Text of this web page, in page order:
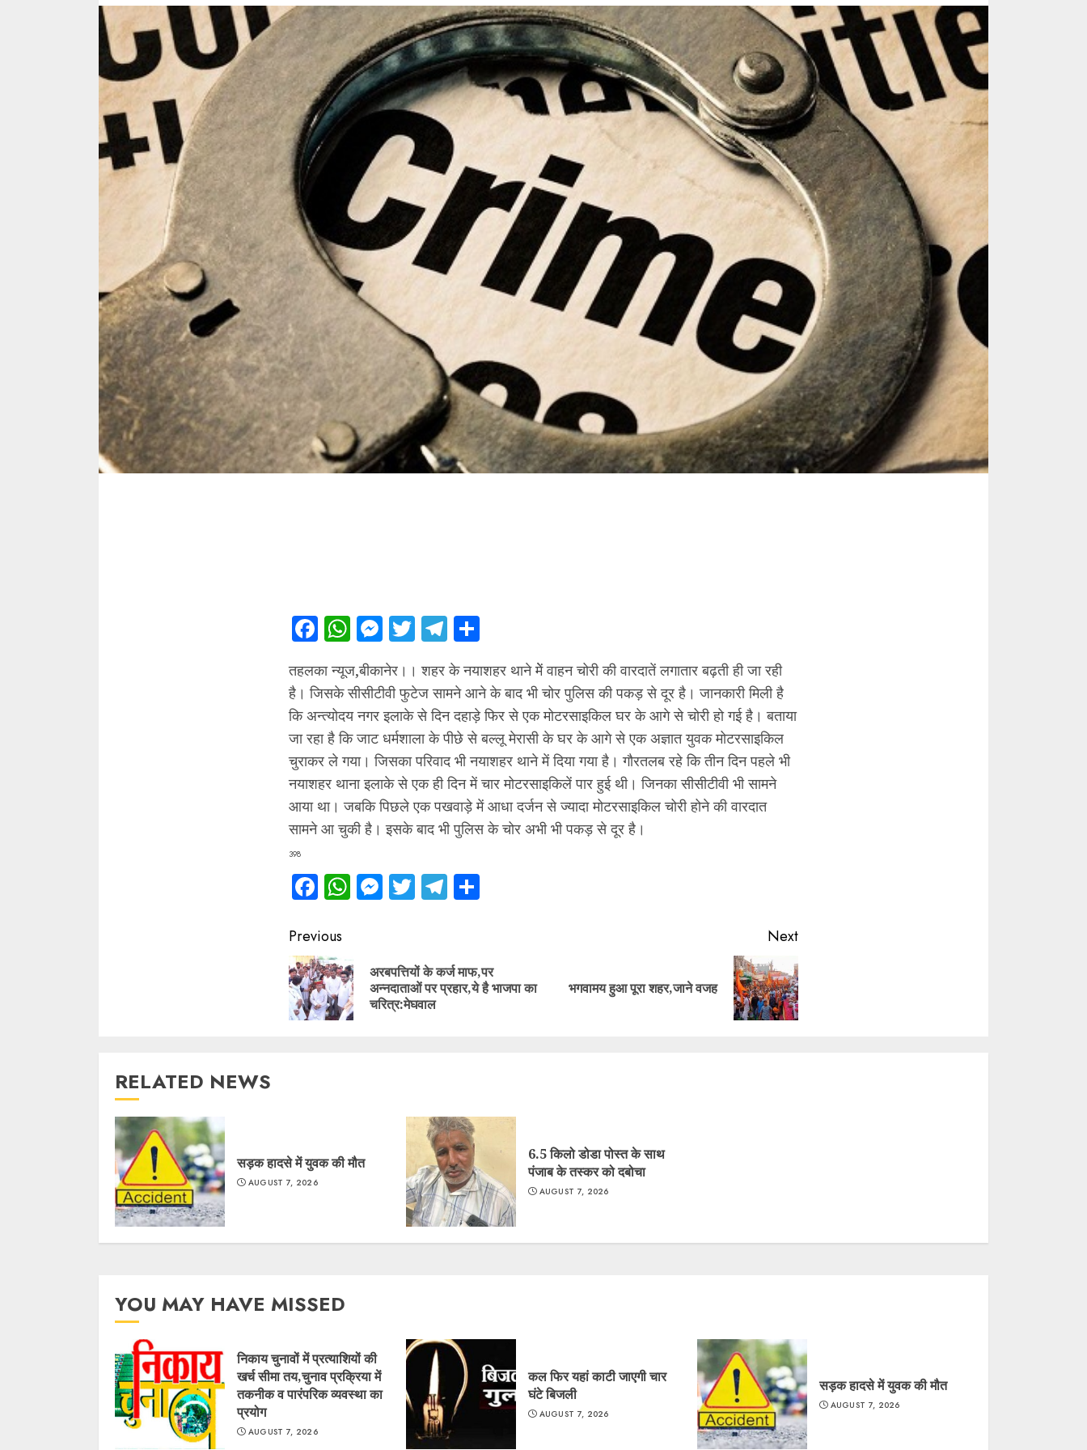
Facebook
WhatsApp
Messenger
TwitterTelegram
तहलका न्यूज,बीकानेर।। शहर के नयाशहर थाने मेें वाहन चोरी की वारदातें लगातार बढ़ती ही जा रही
है। जिसके सीसीटीवी फुटेज सामने आने के बाद भी चोर पुलिस की पकड़ से दूर है। जानकारी मिली है
कि अन्त्योदय नगर इलाके से दिन दहाड़े फिर से एक मोटरसाइकिल घर के आगे से चोरी हो गई है। बताया
जा रहा है कि जाट धर्मशाला के पीछे से बल्लू मेरासी के घर के आगे से एक अज्ञात युवक मोटरसाइकिल
चुराकर ले गया। जिसका परिवाद भी नयाशहर थाने में दिया गया है। गौरतलब रहे कि तीन दिन पहले भी
नयाशहर थाना इलाके से एक ही दिन में चार मोटरसाइकिलें पार हुई थी। जिनका सीसीटीवी भी सामने
आया था। जबकि पिछले एक पखवाड़े में आधा दर्जन से ज्यादा मोटरसाइकिल चोरी होने की वारदात
सामने आ चुकी है। इसके बाद भी पुलिस के चोर अभी भी पकड़ से दूर है।
398
Facebook
WhatsApp
Messenger
TwitterTelegram
Continue
Reading
Previous
Previous
अरबपत्तियों के कर्ज माफ,पर
अन्नदाताओं पर प्रहार,ये है भाजपा का
चरित्र:मेघवाल
Next
Nextभगवामय हुआ पूरा शहर,जाने वजह
RELATED NEWS
सड़क हादसे में युवक की मौत
AUGUST 7, 2026
6.5 किलो डोडा पोस्त के साथ
पंजाब के तस्कर को दबोचा
AUGUST 7, 2026
YOU MAY HAVE MISSED
निकाय चुनावों में प्रत्याशियों की
खर्च सीमा तय,चुनाव प्रक्रिया में
तकनीक व पारंपरिक व्यवस्था का
प्रयोग
AUGUST 7, 2026
कल फिर यहां काटी जाएगी चार
घंटे बिजली
AUGUST 7, 2026
सड़क हादसे में युवक की मौत
AUGUST 7, 2026